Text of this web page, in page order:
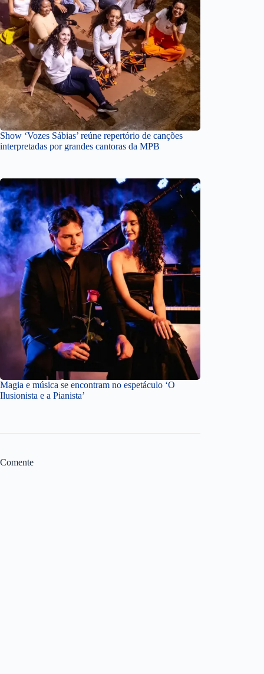
Show ‘Vozes Sábias’ reúne repertório de canções
interpretadas por grandes cantoras da MPB
Magia e música se encontram no espetáculo ‘O
Ilusionista e a Pianista’
Comente